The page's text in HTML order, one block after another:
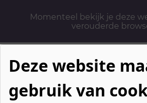
Momenteel bekijk je deze
verouderde
Mbo-opleidingen
Deze website
gebruik van